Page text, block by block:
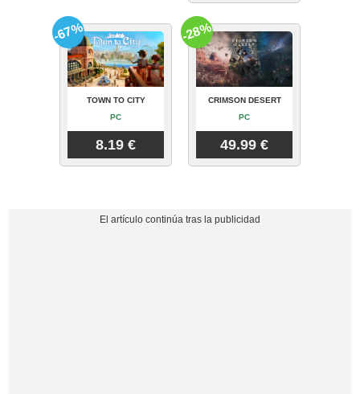
TOWN TO CITY
PC
8.19 €
-67%
CRIMSON DESERT
PC
49.99 €
-28%